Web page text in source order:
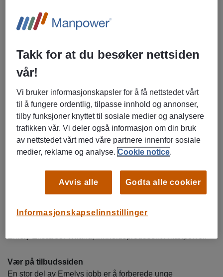
erfaring fra rekrutteringsbransjen. Hun har jobbet med å
matche jobbkandidater med bedrifter og følge dem opp
– Det å plutselig gå fra store forelesningssaler til mindre
team på jobb kan virke skremmende. Men ingen forventer
det er helt naturlig å føle seg litt usikker i begynnelsen.
Husk, alle har vært nye en gang og dine kollegaer vil både
forstå og støtte deg.
Vær på tilbudssiden
En stor del av Emelys jobb er å forberede unge
Takk for at du besøker nettsiden
vår!
Vi bruker informasjonskapsler for å få nettstedet vårt
til å fungere ordentlig, tilpasse innhold og annonser,
tilby funksjoner knyttet til sosiale medier og analysere
trafikken vår. Vi deler også informasjon om din bruk
av nettstedet vårt med våre partnere innenfor sosiale
medier, reklame og analyse.Cookie notice
Informasjonskapselinnstillinger
Avvis alle Godta alle cookier